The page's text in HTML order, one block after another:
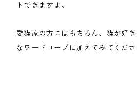
トできますよ。
愛猫家の方にはもちろん、猫が好
なワードローブに加えてみてくだ